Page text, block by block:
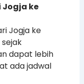
ke
Jogja ke
dapat lebih
ada jadwal